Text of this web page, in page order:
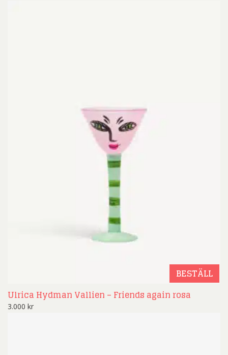
BESTÄLL
Ulrica Hydman Vallien – Friends again rosa
3.000 kr